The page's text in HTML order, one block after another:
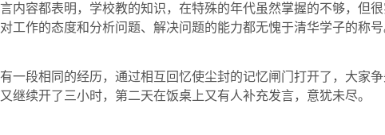
内容都表明，学校教的知识，在特殊的年代虽然掌握的不够，但
工作的态度和分析问题、解决问题的能力都无愧于清华学子的称号
一段相同的经历，通过相互回忆使尘封的记忆闸门打开了，大家
继续开了三小时，第二天在饭桌上又有人补充发言，意犹未尽。